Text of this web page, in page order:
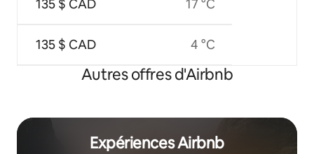
135 $ CAD
135 $ CAD
17 °C
4 °C
Autres offres d'Airbnb
Expériences Airbnb